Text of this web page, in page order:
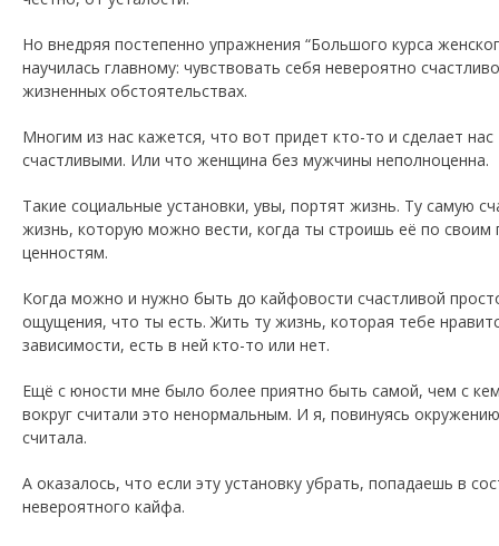
Но внедряя постепенно упражнения “Большого курса
научилась главному: чувствовать себя невероятно
жизненных обстоятельствах.
Многим из нас кажется, что вот придет кто-то и сделает нас
счастливыми. Или что женщина без мужчины неполноценна.
Такие социальные установки, увы, портят жизнь. Ту самую
жизнь, которую можно вести, когда ты строишь её по своим
ценностям.
Когда можно и нужно быть до кайфовости счастливой
ощущения, что ты есть. Жить ту жизнь, которая тебе
зависимости, есть в ней кто-то или нет.
Ещё с юности мне было более приятно быть самой, чем с
вокруг считали это ненормальным. И я, повинуясь
считала.
А оказалось, что если эту установку убрать, попадаешь в
невероятного кайфа.